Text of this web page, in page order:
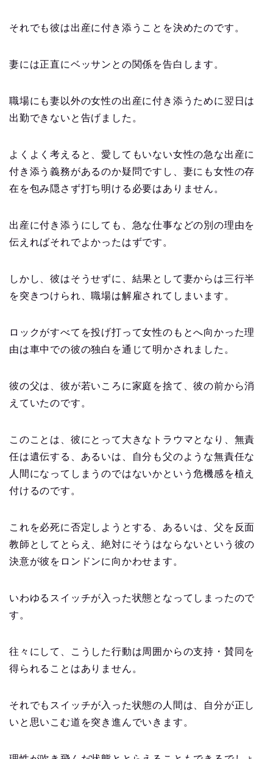
それでも彼は出産に付き添うことを決めたのです。
妻には正直にベッサンとの関係を告白します。
職場にも妻以外の女性の出産に付き添うために翌日は
出勤できないと告げました。
よくよく考えると、愛してもいない女性の急な出産に
付き添う義務があるのか疑問ですし、妻にも女性の存
在を包み隠さず打ち明ける必要はありません。
出産に付き添うにしても、急な仕事などの別の理由を
伝えればそれでよかったはずです。
しかし、彼はそうせずに、結果として妻からは三行半
を突きつけられ、職場は解雇されてしまいます。
ロックがすべてを投げ打って女性のもとへ向かった理
由は車中での彼の独白を通じて明かされました。
彼の父は、彼が若いころに家庭を捨て、彼の前から消
えていたのです。
このことは、彼にとって大きなトラウマとなり、無責
任は遺伝する、あるいは、自分も父のような無責任な
人間になってしまうのではないかという危機感を植え
付けるのです。
これを必死に否定しようとする、あるいは、父を反面
教師としてとらえ、絶対にそうはならないという彼の
決意が彼をロンドンに向かわせます。
いわゆるスイッチが入った状態となってしまったので
す。
往々にして、こうした行動は周囲からの支持・賛同を
得られることはありません。
それでもスイッチが入った状態の人間は、自分が正し
いと思いこむ道を突き進んでいきます。